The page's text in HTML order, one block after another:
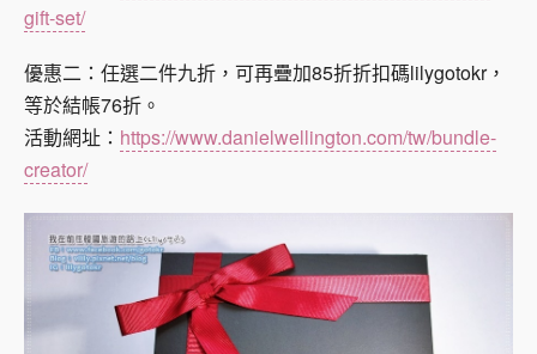
gift-set/
優惠二 ：任選二件九折，可再疊加85折折扣碼lilygotokr，
等於結帳76折。
活動網址 ： https://www.danielwellington.com/tw/bundle-
creator/